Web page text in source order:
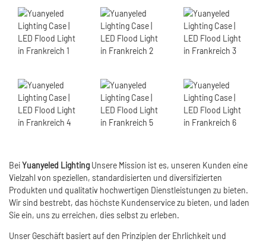
BeiYuanyeled Lighting Unsere Mission ist es, unseren Kunden eine
Vielzahl von speziellen, standardisierten und diversifizierten
Produkten und qualitativ hochwertigen Dienstleistungen zu bieten.
Wir sind bestrebt, das höchste Kundenservice zu bieten, und laden
Sie ein, uns zu erreichen, dies selbst zu erleben.
Unser Geschäft basiert auf den Prinzipien der Ehrlichkeit und